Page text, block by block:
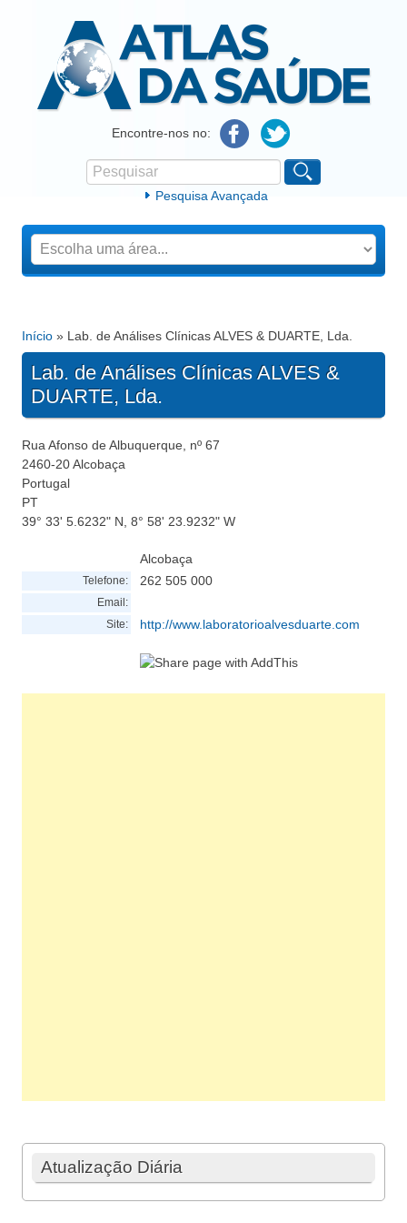
Atlas da SaúdeEncontre-nos no:
Formulário de procura
Pesquisar
Pesquisa Avançada
Está aqui
Início » Lab. de Análises Clínicas ALVES & DUARTE, Lda.
Lab. de Análises Clínicas ALVES &
DUARTE, Lda.
Rua Afonso de Albuquerque, nº 67
2460-20Alcobaça
Portugal
PT
39° 33' 5.6232" N, 8° 58' 23.9232" W
Alcobaça
Telefone: 262 505 000
Email:
Site:
http://www.laboratorioalvesduarte.com
Atualização Diária